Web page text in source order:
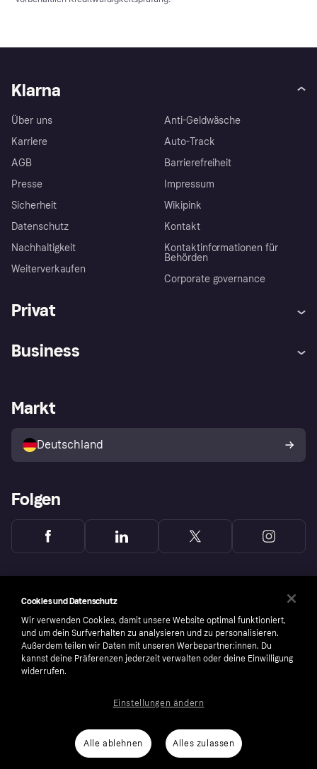
Klarna
Über uns
Karriere
AGB
Presse
Sicherheit
Datenschutz
Nachhaltigkeit
Weiterverkaufen
Anti-Geldwäsche
Auto-Track
Barrierefreiheit
Impressum
Wikipink
Kontakt
Kontaktinformationen für
Behörden
Corporate governance
Privat
Klarna App
Shops entdecken
Käuferschutzrichtlinie
Dein Widerrufsrecht
Business
Händlerportal
Markt
Deutschland
Folgen
number: 556737-0431
Nutzungsbedingungen CookiesKlarna.com
Cookies und Datenschutz
Wir verwenden Cookies, damit unsere Website optimal funktioniert,
und um dein Surfverhalten zu analysieren und zu personalisieren.
Außerdem teilen wir Daten mit unseren Werbepartner:innen. Du
kannst deine Präferenzen jederzeit verwalten oder deine Einwilligung
widerrufen.
Alle ablehnen Alles zulassen
Einstellungen ändern